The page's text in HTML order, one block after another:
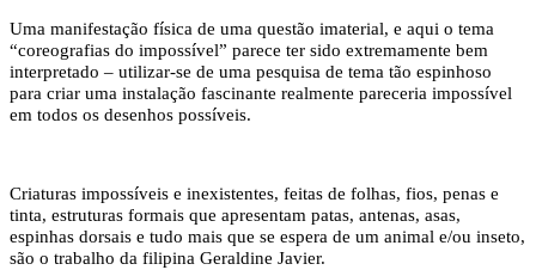
Uma manifestação física de uma questão imaterial, e aqui o tema
“coreografias do impossível” parece ter sido extremamente bem
interpretado – utilizar-se de uma pesquisa de tema tão espinhoso
para criar uma instalação fascinante realmente pareceria impossível
em todos os desenhos possíveis.
Criaturas impossíveis e inexistentes, feitas de folhas, fios, penas e
tinta, estruturas formais que apresentam patas, antenas, asas,
espinhas dorsais e tudo mais que se espera de um animal e/ou inseto,
são o trabalho da filipina Geraldine Javier.